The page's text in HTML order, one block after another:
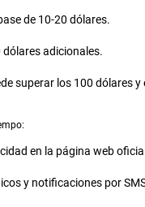
de 10-20 dólares.
dólares adicionales.
superar los 100 dólares
en la página web
y notificaciones por